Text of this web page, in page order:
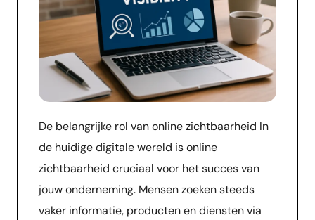
De belangrijke rol van online zichtbaarheid In
de huidige digitale wereld is online
zichtbaarheid cruciaal voor het succes van
jouw onderneming. Mensen zoeken steeds
vaker informatie, producten en diensten via